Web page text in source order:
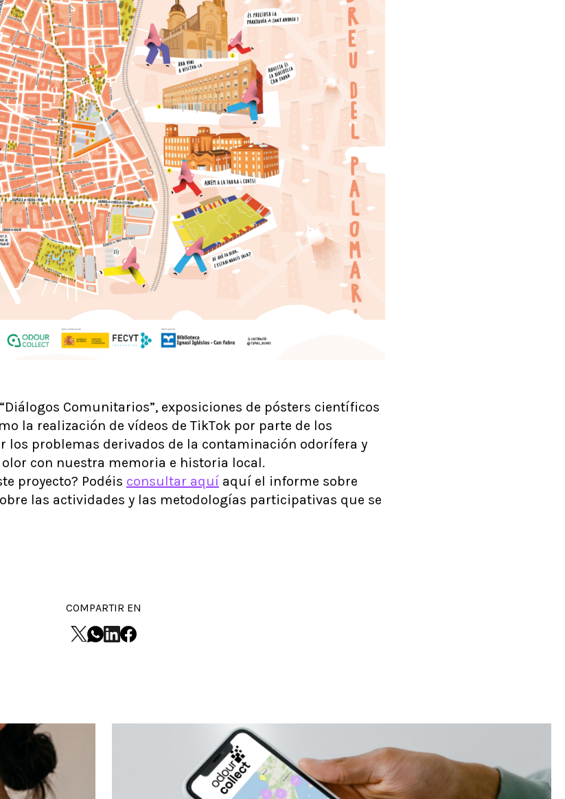
Comunitarios”, exposiciones de pósters científicos
la realización de vídeos de TikTok por parte de los
los problemas derivados de la contaminación odorífera y
con nuestra memoria e historia local.
proyecto? Podéis consultar aquí aquí el informe sobre
las actividades y las metodologías participativas que se
COMPARTIR EN